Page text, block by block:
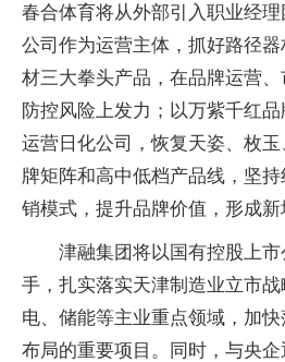
春合体育将从外部引入职业经
公司作为运营主体，抓好路径
材三大拳头产品，在品牌运营、
防控风险上发力；以万紫千红
运营日化公司，恢复天姿、枚
牌矩阵和高中低档产品线，坚
销模式，提升品牌价值，形成新
津融集团将以国有控股上市
手，扎实落实天津制造业立市
电、储能等主业重点领域，加
布局的重要项目。同时，与央